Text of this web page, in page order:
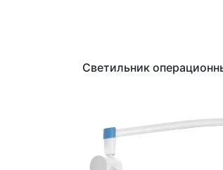
Светильник